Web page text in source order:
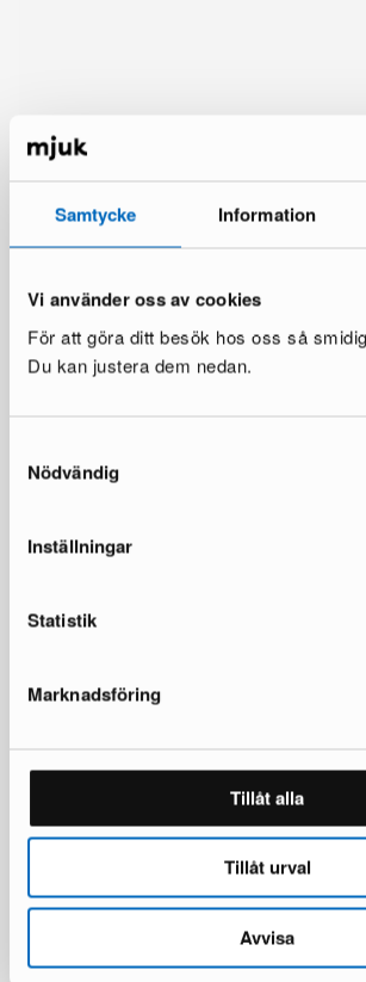
Samtycke Information
Vi använder oss av cookies
För att göra ditt besök hos oss så
Du kan justera dem nedan.
Nödvändig
Inställningar
Statistik
Marknadsföring
Tillåt alla
Tillåt urval
Avvisa